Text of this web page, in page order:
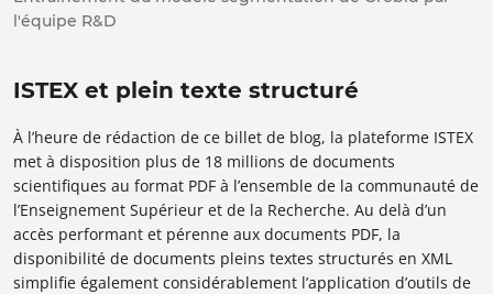
l'équipe R&D
ISTEX et plein texte structuré
À l’heure de rédaction de ce billet de blog, la plateforme ISTEX
met à disposition plus de 18 millions de documents
scientifiques au format PDF à l’ensemble de la communauté de
l’Enseignement Supérieur et de la Recherche. Au delà d’un
accès performant et pérenne aux documents PDF, la
disponibilité de documents pleins textes structurés en XML
simplifie également considérablement l’application d’outils de